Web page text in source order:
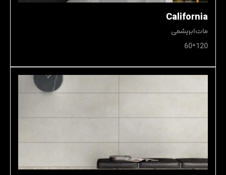
California
مات ابریشمی
120*60